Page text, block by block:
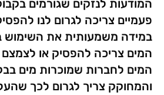
המודעות לנזקים שגורמים
פעמיים צריכה לגרום לנו
במידה משמעותית את השימוש
המים צריכה להפסיק או
המים לחברות שמוכרות מים
והמחוקק צריך לגרום לכך